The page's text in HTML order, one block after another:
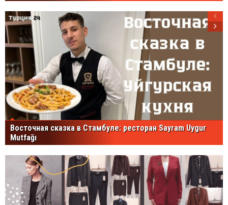
Восточная сказка в Стамбуле: ресторан Sayram Uygur
Mutfağı